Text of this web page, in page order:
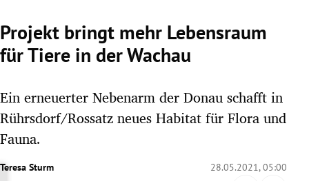
Untermenü
Untermenü
Projekt bringt mehr Lebensraum
für Tiere in der Wachau
Ein erneuerter Nebenarm der Donau schafft in
Rührsdorf/Rossatz neues Habitat für Flora und
Fauna.
Teresa Sturm 28.05.2021, 05:00